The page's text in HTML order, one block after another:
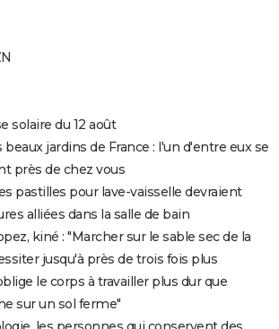
solaire du 12 août
beaux jardins de France : l'un d'entre eux se
près de chez vous
pastilles pour lave-vaisselle devraient
alliées dans la salle de bain
kiné : "Marcher sur le sable sec de la
jusqu'à près de trois fois plus
le corps à travailler plus dur que
sur un sol ferme"